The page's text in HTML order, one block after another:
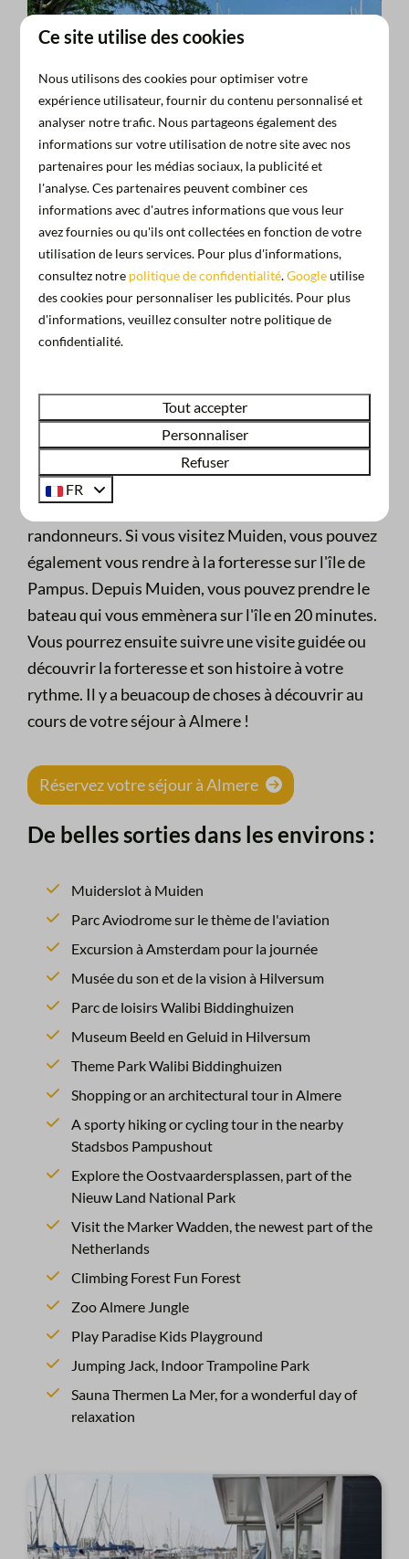
Voir plus ↓
Vos vacances à Almere
secteur d'Almere pour les amateurs devacances
actives. Louez un vélo ou prenez le vôtre pour
parcourir les nombreux circuits cyclistes autour
deLepelaarsplassen et Oostvaarders. Il existe
également de nombreux circuits pour les
randonneurs. Si vous visitez Muiden, vous pouvez
également vous rendre à la forteresse sur l'île de
Pampus. Depuis Muiden, vous pouvez prendre le
bateau qui vous emmènera sur l'île en 20 minutes.
Vous pourrez ensuite suivre une visite guidée ou
découvrir la forteresse et son histoire à votre
rythme. Il y a beuacoup de choses à découvrir au
cours de votre séjour à Almere !
Réservez votre séjour à Almere
De belles sorties dans les environs :
Muiderslot à Muiden
Parc Aviodrome sur le thème de l'aviation
Excursion à Amsterdam pour la journée
Musée du son et de la vision à Hilversum
Parc de loisirs Walibi Biddinghuizen
Museum Beeld en Geluid in Hilversum
Theme Park Walibi Biddinghuizen
Shopping or an architectural tour in Almere
A sporty hiking or cycling tour in the nearby
Stadsbos Pampushout
Explore the Oostvaardersplassen, part of the
Nieuw Land National Park
Visit the Marker Wadden, the newest part of the
Netherlands
Climbing Forest Fun Forest
Zoo Almere Jungle
Play Paradise Kids Playground
Jumping Jack, Indoor Trampoline Park
Sauna Thermen La Mer, for a wonderful day of
relaxation
Ce site utilise des cookies
Nous utilisons des cookies pour optimiser votre
expérience utilisateur, fournir du contenu personnalisé et
analyser notre trafic. Nous partageons également des
informations sur votre utilisation de notre site avec nos
partenaires pour les médias sociaux, la publicité et
l'analyse. Ces partenaires peuvent combiner ces
informations avec d'autres informations que vous leur
avez fournies ou qu'ils ont collectées en fonction de votre
utilisation de leurs services. Pour plus d'informations,
consultez notre politique de confidentialité.Googleutilise
des cookies pour personnaliser les publicités. Pour plus
d'informations, veuillez consulter notre politique de
confidentialité.
Tout accepter
Personnaliser
Refuser
FR